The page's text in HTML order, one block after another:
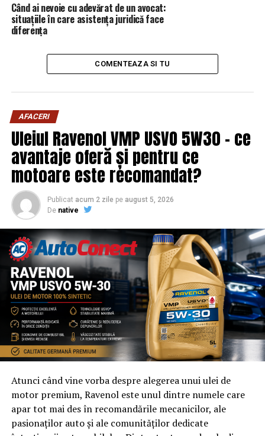
Când ai nevoie cu adevărat de un avocat:
situațiile în care asistența juridică face
diferența
COMENTEAZA SI TU
AFACERI
Uleiul Ravenol VMP USVO 5W30 – ce
avantaje oferă și pentru ce
motoare este recomandat?
Publicat acum 2 zile pe august 5, 2026
De native
Atunci când vine vorba despre alegerea unui ulei de
motor premium, Ravenol este unul dintre numele care
apar tot mai des în recomandările mecanicilor, ale
pasionaților auto și ale comunităților dedicate